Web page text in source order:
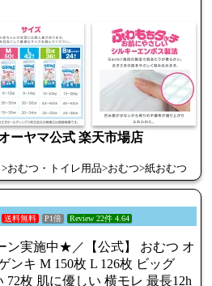
ーヤマ公式 楽天市場店
おむつ・トイレ用品>おむつ>紙おむつ
送料無料 P1倍 Review 22件 4.64
ン実施中★／【公式】 おむつ オ
ンキ M 150枚 L 126枚 ビッグ
72枚 肌に優しい 横モレ 最長12h